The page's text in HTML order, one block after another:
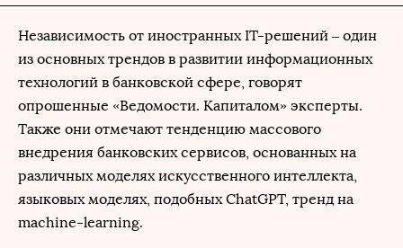
Независимость от иностранных IT-решений ‒ один
из основных трендов в развитии информационных
технологий в банковской сфере, говорят
опрошенные «Ведомости. Капиталом» эксперты.
Также они отмечают тенденцию массового
внедрения банковских сервисов, основанных на
различных моделях искусственного интеллекта,
языковых моделях, подобных ChatGPT, тренд на
machine-learning.